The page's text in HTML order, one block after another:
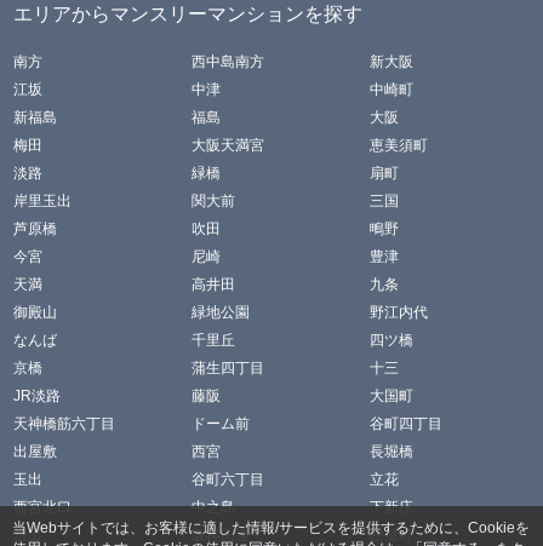
当Webサイトでは、お客様に適した情報/サービスを提供するために、Cookieを
エリアからマンスリーマンションを探す
南方 西中島南方
新大阪
江坂
中津
中崎町
新福島
福島
大阪
梅田
大阪天満宮
恵美須町
淡路
緑橋
扇町
岸里玉出
関大前
三国
芦原橋
吹田
鴫野
今宮
尼崎
豊津
天満
高井田
九条
御殿山
緑地公園
野江内代
なんば
千里丘
四ツ橋
京橋
蒲生四丁目
十三
JR淡路
藤阪
大国町
天神橋筋六丁目
ドーム前
谷町四丁目
出屋敷
西宮
長堀橋
玉出
谷町六丁目
立花
西宮北口
中之島
下新庄
放出
阪神国道 松屋町